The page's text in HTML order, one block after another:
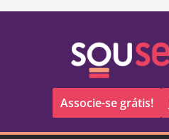
Pular
Associe-se grátis!